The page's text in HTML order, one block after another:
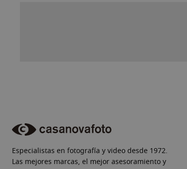
Especialistas en fotografía y video desde 1972.
Las mejores marcas, el mejor asesoramiento y